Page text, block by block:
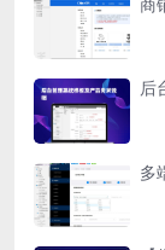
后
多